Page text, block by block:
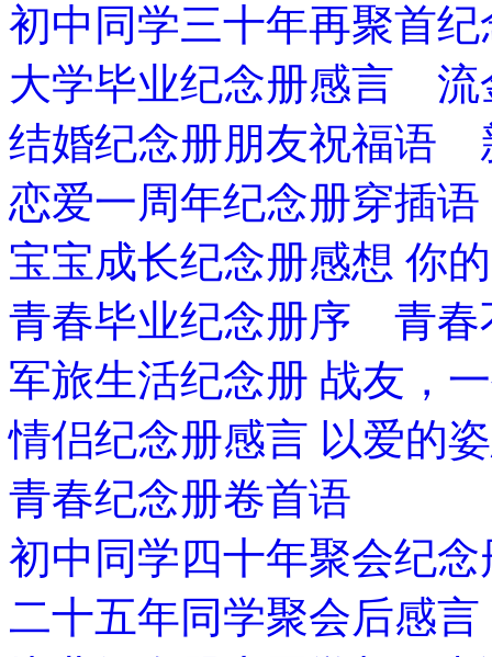
初中同学三十年再聚首
大学毕业纪念册感言 流
结婚纪念册朋友祝福语
恋爱一周年纪念册穿插
宝宝成长纪念册感想 你
青春毕业纪念册序 青春
军旅生活纪念册 战友，
情侣纪念册感言 以爱的
青春纪念册卷首语
初中同学四十年聚会纪
二十五年同学聚会后感言